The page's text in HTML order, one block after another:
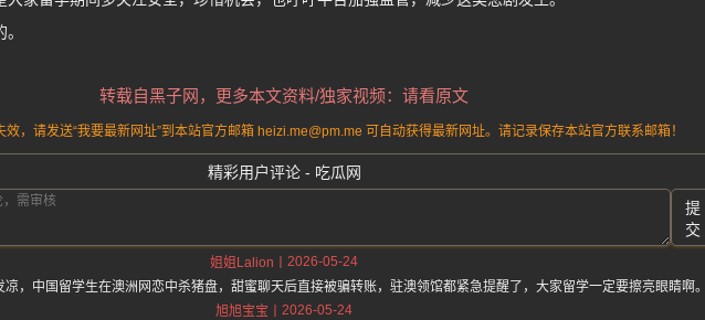
转载自黑子网，更多本文资料/独家视频：请看原文
，请发送“我要最新网址”到本站官方邮箱 heizi.me@pm.me 可自动获得最新网址。请记录保存本站官方联系邮箱！
精彩用户评论 - 吃瓜网
提
交
姐姐Lalion
2026-05-24
，中国留学生在澳洲网恋中杀猪盘，甜蜜聊天后直接被骗转账，驻澳领馆都紧急提醒了，大家留学一定要擦亮眼睛啊。
旭旭宝宝
2026-05-24